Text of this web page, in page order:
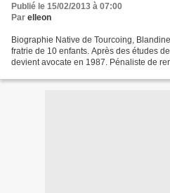
Publié le 15/02/2013 à 07:00
Par elleon
Biographie Native de Tourcoing,
fratrie de 10 enfants. Après des études
devient avocate en 1987. Pénaliste de